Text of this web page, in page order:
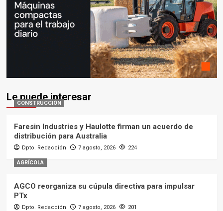
Le puede interesar
CONSTRUCCIÓN
Faresin Industries y Haulotte firman un acuerdo de
distribución para Australia
Dpto. Redacción 7 agosto, 2026 224
AGRÍCOLA
AGCO reorganiza su cúpula directiva para impulsar
PTx
Dpto. Redacción 7 agosto, 2026 201